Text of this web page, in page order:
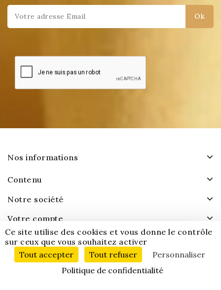
Nos informations
Contenu
Notre société
Votre compte
Ce site utilise des cookies et vous donne le contrôle
sur ceux que vous souhaitez activer
Tout accepter
Tout refuser
Personnaliser
Politique de confidentialité